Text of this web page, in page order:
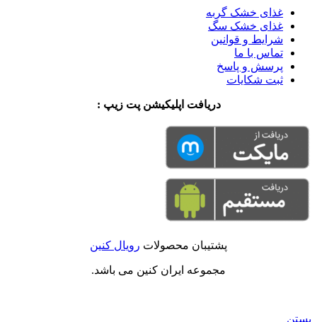
غذای خشک گربه
غذای خشک سگ
شرایط و قوانین
تماس با ما
پرسش و پاسخ
ثبت شکایات
دریافت اپلیکیشن پت زیپ :
پشتیبان محصولات رویال کنین
مجموعه ایران کنین می باشد.
بستن